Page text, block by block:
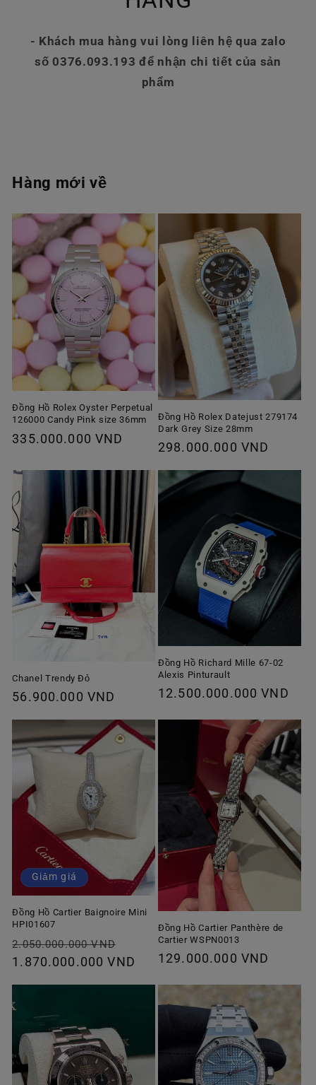
- Khách mua hàng vui lòng liên hệ qua zalo
số 0376.093.193 để nhận chi tiết của sản
phẩm
Hàng mới về
Đồng Hồ Rolex Oyster Perpetual
126000 Candy Pink size 36mm
Giá
thường
335.000.000 VND
Đồng Hồ Rolex Datejust 279174
Dark Grey Size 28mm
Giá
thường
298.000.000 VND
Chanel Trendy Đỏ
Giá
thường
56.900.000 VND
Đồng Hồ Richard Mille 67-02
Alexis Pinturault
Giá
12.500.000.000 VND
Giảm giá
Đồng Hồ Cartier Baignoire Mini
HPI01607
Giá
thông
2.050.000.000 VND
ưu
1.870.000.000 VND
Đồng Hồ Cartier Panthère de
Cartier WSPN0013
Giá
thường
129.000.000 VND